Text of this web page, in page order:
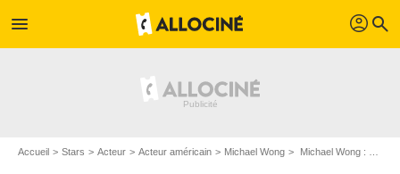
menu profil search
Accueil Stars Acteur Acteur américain Michael Wong Michael Wong : ses Blu-Ray, DVD, VOD, SVOD